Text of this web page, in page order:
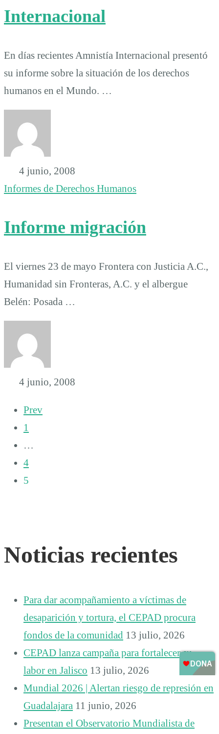
Internacional
En días recientes Amnistía Internacional presentó
su informe sobre la situación de los derechos
humanos en el Mundo. …
4 junio, 2008
Informes de Derechos Humanos
Informe migración
El viernes 23 de mayo Frontera con Justicia A.C.,
Humanidad sin Fronteras, A.C. y el albergue
Belén: Posada …
4 junio, 2008
Prev
1
…
4
5
Noticias recientes
Para dar acompañamiento a víctimas de
desaparición y tortura, el CEPAD procura
fondos de la comunidad 13 julio, 2026
CEPAD lanza campaña para fortalecer su
labor en Jalisco 13 julio, 2026
Mundial 2026 | Alertan riesgo de represión en
Guadalajara 11 junio, 2026
Presentan el Observatorio Mundialista de